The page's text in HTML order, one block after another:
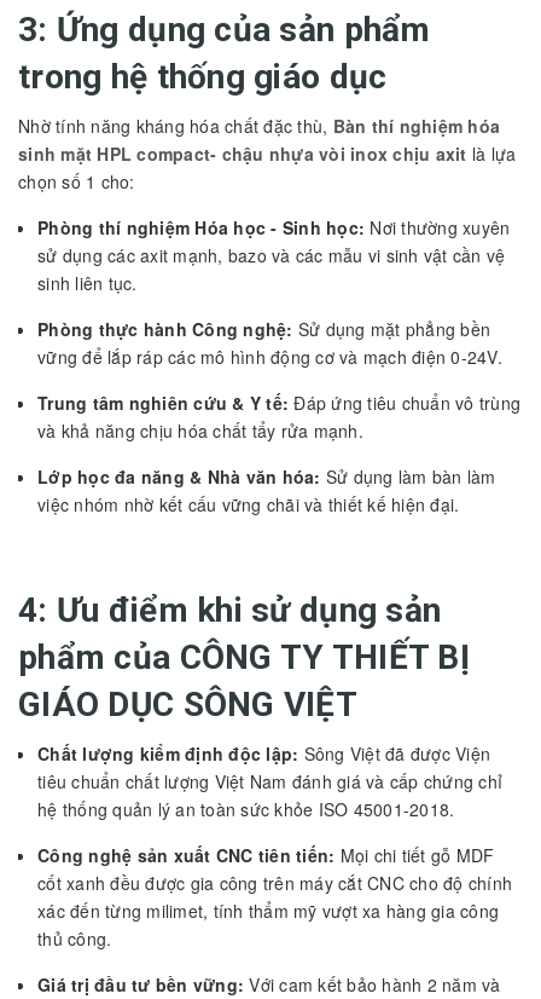
3: Ứng dụng của sản phẩm
trong hệ thống giáo dục
Nhờ tính năng kháng hóa chất đặc thù, Bàn thí nghiệm hóa
sinh mặt HPL compact- chậu nhựa vòi inox chịu axit là lựa
chọn số 1 cho:
Phòng thí nghiệm Hóa học - Sinh học: Nơi thường xuyên
sử dụng các axit mạnh, bazo và các mẫu vi sinh vật cần vệ
sinh liên tục.
Phòng thực hành Công nghệ: Sử dụng mặt phẳng bền
vững để lắp ráp các mô hình động cơ và mạch điện 0-24V.
Trung tâm nghiên cứu & Y tế: Đáp ứng tiêu chuẩn vô trùng
và khả năng chịu hóa chất tẩy rửa mạnh.
Lớp học đa năng & Nhà văn hóa: Sử dụng làm bàn làm
việc nhóm nhờ kết cấu vững chãi và thiết kế hiện đại.
4: Ưu điểm khi sử dụng sản
phẩm của CÔNG TY THIẾT BỊ
GIÁO DỤC SÔNG VIỆT
Chất lượng kiểm định độc lập: Sông Việt đã được Viện
tiêu chuẩn chất lượng Việt Nam đánh giá và cấp chứng chỉ
hệ thống quản lý an toàn sức khỏe ISO 45001-2018.
Công nghệ sản xuất CNC tiên tiến: Mọi chi tiết gỗ MDF
cốt xanh đều được gia công trên máy cắt CNC cho độ chính
xác đến từng milimet, tính thẩm mỹ vượt xa hàng gia công
thủ công.
Giá trị đầu tư bền vững: Với cam kết bảo hành 2 năm và